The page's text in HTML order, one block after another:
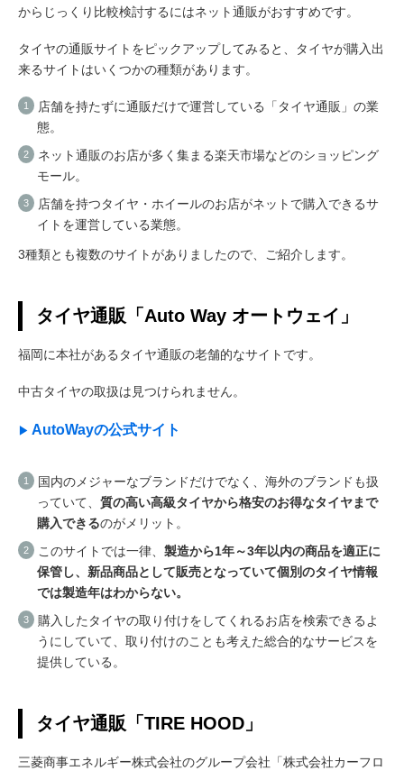
からじっくり比較検討するにはネット通販がおすすめです。
タイヤの通販サイトをピックアップしてみると、タイヤが購入出
来るサイトはいくつかの種類があります。
店舗を持たずに通販だけで運営している「タイヤ通販」の業
態。
ネット通販のお店が多く集まる楽天市場などのショッピング
モール。
店舗を持つタイヤ・ホイールのお店がネットで購入できるサ
イトを運営している業態。
3種類とも複数のサイトがありましたので、ご紹介します。
タイヤ通販「Auto Way オートウェイ」
福岡に本社があるタイヤ通販の老舗的なサイトです。
中古タイヤの取扱は見つけられません。
AutoWayの公式サイト
国内のメジャーなブランドだけでなく、海外のブランドも扱
っていて、 質の高い高級タイヤから格安のお得なタイヤまで
購入できるのがメリット。
このサイトでは一律、 製造から1年～3年以内の商品を適正に
保管し、新品商品として販売となっていて個別のタイヤ情報
では製造年はわからない。
購入したタイヤの取り付けをしてくれるお店を検索できるよ
うにしていて、取り付けのことも考えた総合的なサービスを
提供している。
タイヤ通販「TIRE HOOD」
三菱商事エネルギー株式会社のグループ会社「株式会社カーフロ